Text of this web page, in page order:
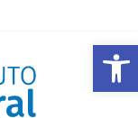
Barra de Ferramentas Aberta